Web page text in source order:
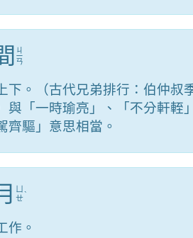
ㄐ
ㄧ
ㄢ
下。（古代兄弟排行：伯仲叔
與「一時瑜亮」、「不分軒輊
齊驅」意思相當。
ㄝˋ
作。